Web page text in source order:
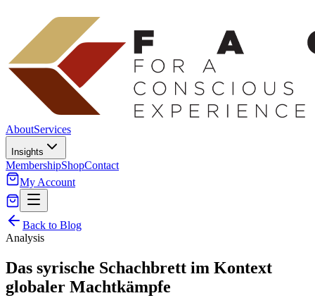
AboutServices
Insights
MembershipShopContact
My Account
Back to Blog
Analysis
Das syrische Schachbrett im Kontext
globaler Machtkämpfe